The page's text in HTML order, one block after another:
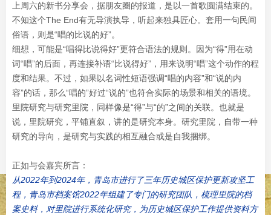
上周六的新书分享会，据朋友圈的报道，是以一首歌圆满结束的。
不知这个The End有无导演执导，听起来独具匠心。套用一句民间
俗语，则是“唱的比说的好”。
细想，可能是“唱得比说得好”更符合语法的规则。因为“得”用在动
词“唱”的后面，再连接补语“比说得好”，用来说明“唱”这个动作的程
度和结果。不过，如果以名词性短语强调“唱的内容”和“说的内
容”的话，那么“唱的”好过“说的”也符合实际的场景和相关的语境。
里院研究与研究里院，同样像是“得”与“的”之间的关联。也就是
说，里院研究，平铺直叙，讲的是研究本身。研究里院，自带一种
研究的导向，是研究与实践的相互融合或是自我捆绑。
正如与会嘉宾所言：
从2022年到2024年，青岛市进行了三年历史城区保护更新攻坚工
程，青岛市档案馆2022年组建了专门的研究团队，梳理里院的档
案史料，对里院进行系统化研究，为历史城区保护工作提供资料方